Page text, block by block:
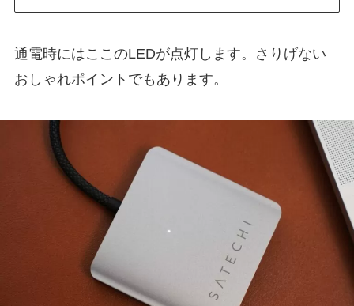
通電時にはここのLEDが点灯します。さりげない
おしゃれポイントでもあります。